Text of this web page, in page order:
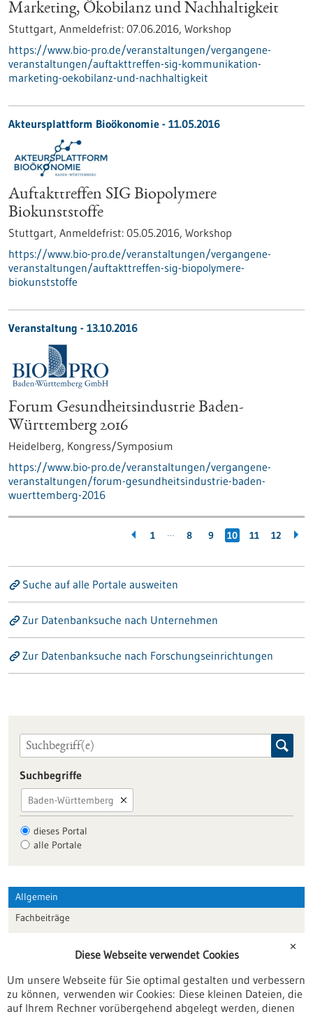
Marketing, Ökobilanz und Nachhaltigkeit
Stuttgart, Anmeldefrist: 07.06.2016, Workshop
https://www.bio-pro.de/veranstaltungen/vergangene-
veranstaltungen/auftakttreffen-sig-kommunikation-
marketing-oekobilanz-und-nachhaltigkeit
Akteursplattform Bioökonomie - 11.05.2016
Auftakttreffen SIG Biopolymere
Biokunststoffe
Stuttgart, Anmeldefrist: 05.05.2016, Workshop
https://www.bio-pro.de/veranstaltungen/vergangene-
veranstaltungen/auftakttreffen-sig-biopolymere-
biokunststoffe
Veranstaltung - 13.10.2016
Forum Gesundheitsindustrie Baden-
Württemberg 2016
Heidelberg, Kongress/Symposium
https://www.bio-pro.de/veranstaltungen/vergangene-
veranstaltungen/forum-gesundheitsindustrie-baden-
wuerttemberg-2016
1 … 8 9 10 11 12
Suche auf alle Portale ausweiten
Zur Datenbanksuche nach Unternehmen
Zur Datenbanksuche nach Forschungseinrichtungen
Suchbegriffe
Baden-Württemberg
dieses Portal
alle Portale
Allgemein
Fachbeiträge
Veranstaltungen
Erscheinungsdatum
✕
Diese Webseite verwendet Cookies
Um unsere Webseite für Sie optimal gestalten und verbessern
zu können, verwenden wir Cookies: Diese kleinen Dateien, die
auf Ihrem Rechner vorübergehend abgelegt werden, dienen